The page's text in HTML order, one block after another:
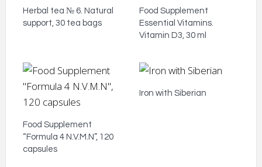
Herbal tea № 6. Natural
support, 30 tea bags
Food Supplement
Essential Vitamins.
Vitamin D3, 30 ml
Food Supplement
“Formula 4 N.V.M.N”, 120
capsules
Iron with Siberian